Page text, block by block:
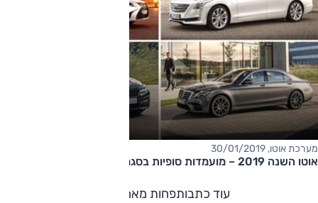
מערכת אוטו, 30/01/2019
אוטו השנה 2019 – מועמדות סופיות בסגמנט מכוניות הפאר
עוד כתבותפחות מאמרים